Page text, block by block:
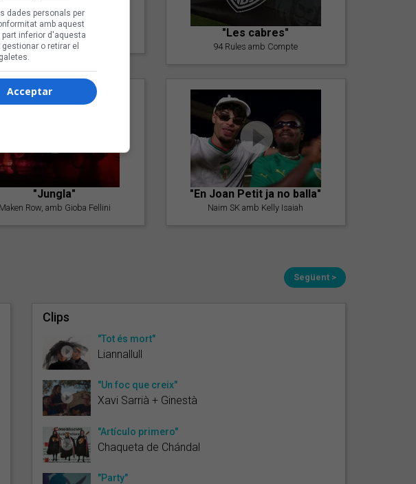
"Posidònia"
Álvarez amb Joan Muntaner
(Xanguito)
"Les cabres"
94 Rules amb Compte
"Jungla"
Maken Row, amb Gioba Fellini
"En Joan Petit ja no balla"
Naim SK amb Kelly Isaiah
Següent >
Clips
"Tot és mort"
Liannallull
"Un foc que creix"
Xavi Sarrià + Ginestà
"Artículo primero"
Chaqueta de Chándal
"Party"
dades personals per
amb aquest
inferior d'aquesta
o retirar el
Acceptar